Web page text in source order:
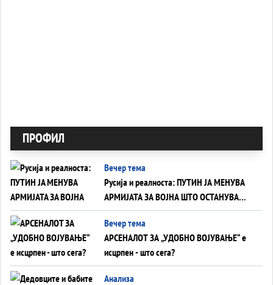
ПРОФИЛ
Вечер тема
Русија и реалноста: ПУТИН ЈА МЕНУВА
АРМИЈАТА ЗА ВОЈНА ШТО ОСТАНУВА
БЕЗ ФРОНТ
Вечер тема
АРСЕНАЛОТ ЗА „УДОБНО ВОЈУВАЊЕ“ е
исцрпен - што сега?
Анализа